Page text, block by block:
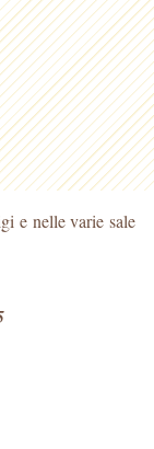
e nelle varie sale